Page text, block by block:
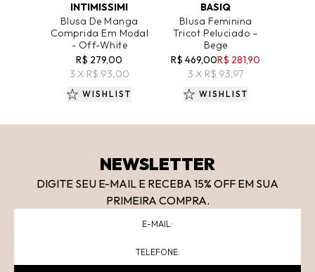
INTIMISSIMI
Blusa De Manga
Comprida Em Modal
- Off-White
R$ 279,00
3 X R$ 93,00
WISHLIST
BASIQ
Blusa Feminina
Tricot Peluciado –
Bege
R$ 469,00R$ 281,90
3 X R$ 93,97
WISHLIST
NEWSLETTER
DIGITE SEU E-MAIL E RECEBA 15% OFF EM SUA
PRIMEIRA COMPRA.